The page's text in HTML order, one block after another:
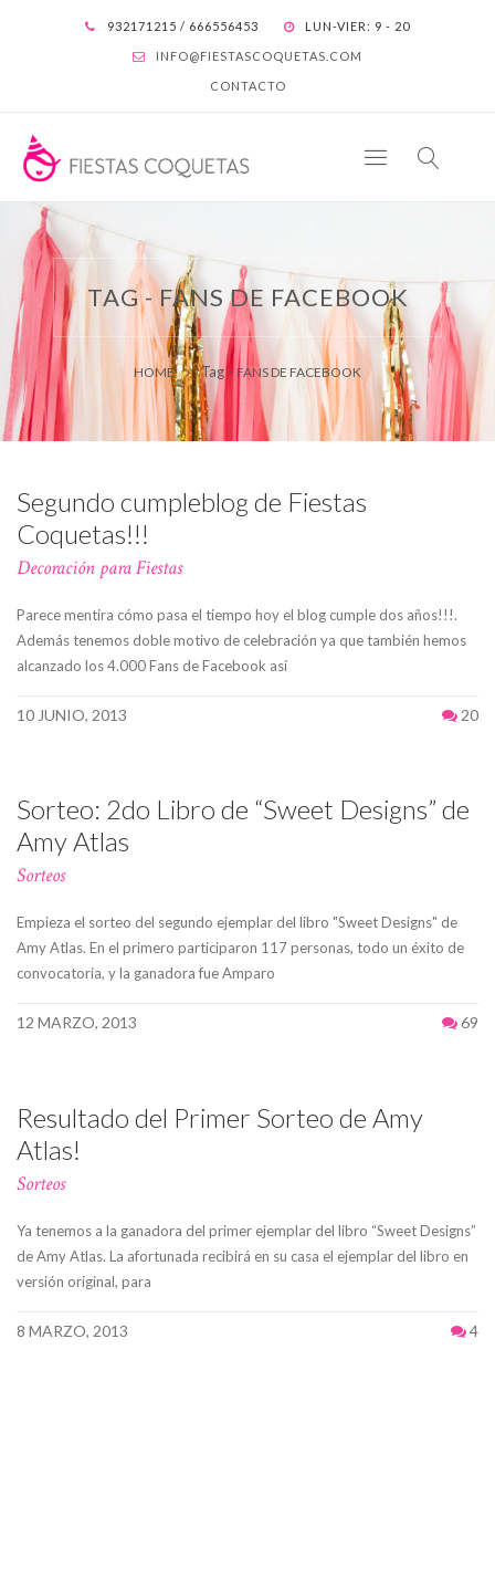
932171215 / 666556453 LUN-VIER: 9 - 20
INFO@FIESTASCOQUETAS.COM
CONTACTO
TAG - FANS DE FACEBOOK
HOME Tag -FANS DE FACEBOOK
Segundo cumpleblog de Fiestas
Coquetas!!!
Decoración para Fiestas
Parece mentira cómo pasa el tiempo hoy el blog cumple dos años!!!.
Además tenemos doble motivo de celebración ya que también hemos
alcanzado los 4.000 Fans de Facebook así
10 JUNIO, 2013 20
Sorteo: 2do Libro de “Sweet Designs” de
Amy Atlas
Sorteos
Empieza el sorteo del segundo ejemplar del libro "Sweet Designs" de
Amy Atlas. En el primero participaron 117 personas, todo un éxito de
convocatoria, y la ganadora fue Amparo
12 MARZO, 2013 69
Resultado del Primer Sorteo de Amy
Atlas!
Sorteos
Ya tenemos a la ganadora del primer ejemplar del libro “Sweet Designs”
de Amy Atlas. La afortunada recibirá en su casa el ejemplar del libro en
versión original, para
8 MARZO, 2013 4